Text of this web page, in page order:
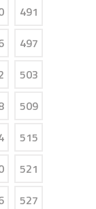
491
497
503
509
515
521
527